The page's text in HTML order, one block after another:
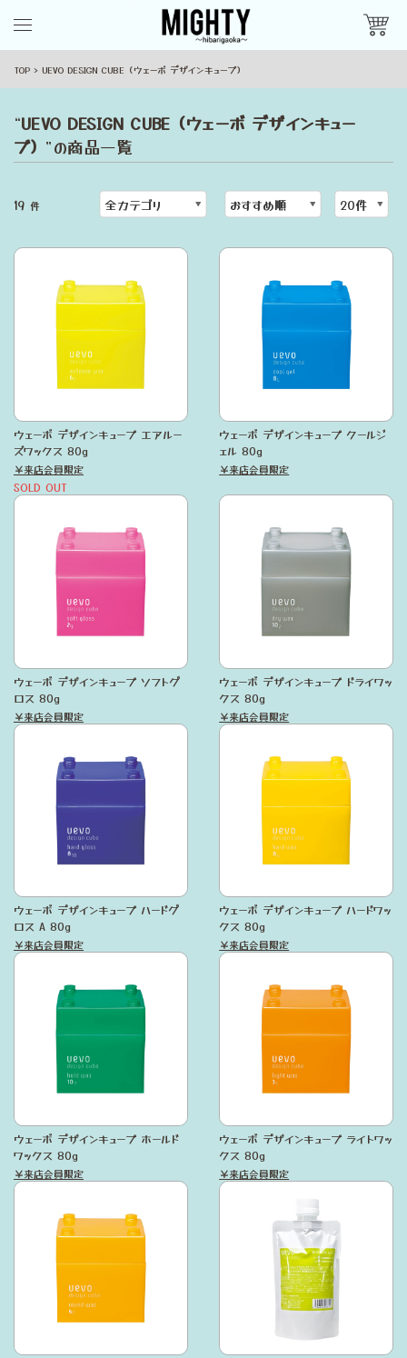
TOP UEVO DESIGN CUBE（ウェーボ デザインキューブ）
“UEVO DESIGN CUBE（ウェーボ デザインキュー
ブ） ”の商品一覧
19 件
ウェーボ デザインキューブ エアルー
ズワックス 80g
￥来店会員限定
SOLD OUT
ウェーボ デザインキューブ クールジ
ェル 80g
￥来店会員限定
ウェーボ デザインキューブ ソフトグ
ロス 80g
￥来店会員限定
ウェーボ デザインキューブ ドライワッ
クス 80g
￥来店会員限定
ウェーボ デザインキューブ ハードグ
ロス A 80g
￥来店会員限定
ウェーボ デザインキューブ ハードワッ
クス 80g
￥来店会員限定
ウェーボ デザインキューブ ホールド
ワックス 80g
￥来店会員限定
ウェーボ デザインキューブ ライトワッ
クス 80g
￥来店会員限定